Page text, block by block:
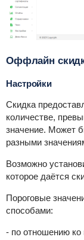
Оффлайн
Настройки
Скидка
количестве,
значение. Может
разными
Возможно
которое даётся
Пороговые
способами:
- по отношению ко